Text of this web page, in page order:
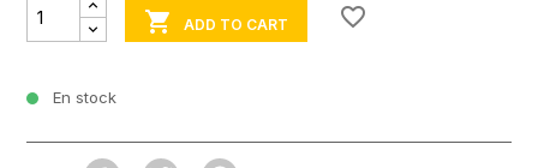
 ADD TO CART favorite_border
En stock